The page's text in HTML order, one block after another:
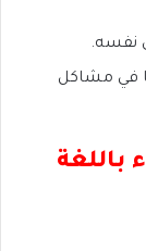
نفسه.
في مشاكل
باللغة